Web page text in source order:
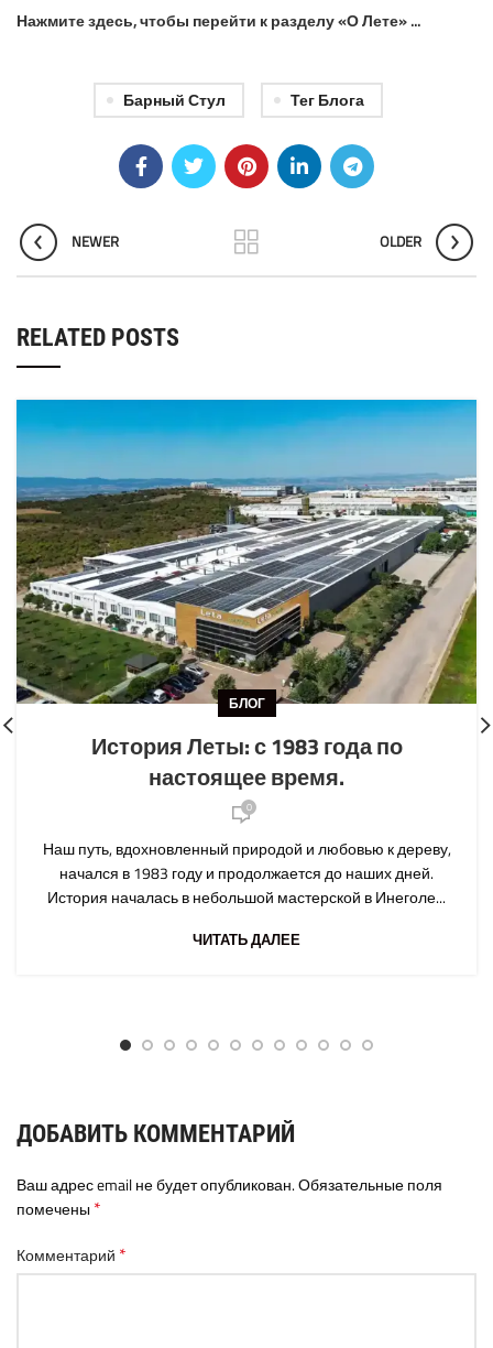
Нажмите здесь, чтобы перейти к разделу «О Лете» ...
Барный Стул Тег Блога
NEWER OLDER
RELATED POSTS
БЛОГ
История Леты: с 1983 года по
настоящее время.
0
Наш путь, вдохновленный природой и любовью к дереву,
начался в 1983 году и продолжается до наших дней.
История началась в небольшой мастерской в ​​Инеголе...
ЧИТАТЬ ДАЛЕЕ
ДОБАВИТЬ КОММЕНТАРИЙ
Ваш адрес email не будет опубликован.Обязательные поля
помечены*
Комментарий *